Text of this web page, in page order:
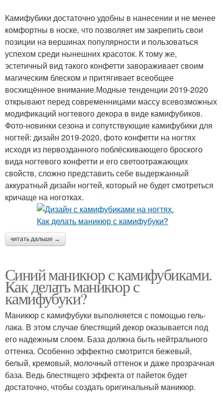
Камифубики достаточно удобны в нанесении и не менее
комфортны в носке, что позволяет им закрепить свои
позиции на вершинах популярности и пользоваться
успехом среди нынешних красоток. К тому же,
эстетичный вид такого конфетти завораживает своим
магическим блеском и притягивает всеобщее
восхищённое внимание.Модные тенденции 2019-2020
открывают перед современницами массу всевозможных
модификаций ногтевого декора в виде камифубиков.
Фото-новинки сезона и сопутствующие камифубики для
ногтей: дизайн 2019-2020, фото конфетти на ногтях
исходя из первозданного поблёскивающего броского
вида ногтевого конфетти и его светоотражающих
свойств, сложно представить себе выдержанный
аккуратный дизайн ногтей, который не будет смотреться
кричаще на ноготках.
читать дальше →
Синий маникюр с камифубиками.
Как делать маникюр с
камифубуки?
Маникюр с камифубуки выполняется с помощью гель-
лака. В этом случае блестящий декор оказывается под
его надежным слоем. База должна быть нейтрального
оттенка. Особенно эффектно смотрится бежевый,
белый, кремовый, молочный оттенок и даже прозрачная
база. Ведь блестящего эффекта от пайеток будет
достаточно, чтобы создать оригинальный маникюр.